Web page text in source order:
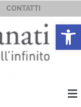
CONTATTI
Apri la